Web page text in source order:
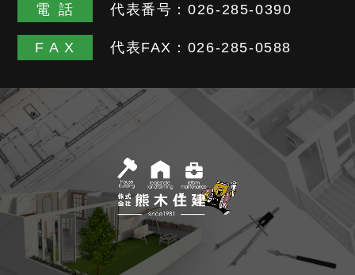
電 話 代表番号：026-285-0390
FA X 代表FAX：026-285-0588